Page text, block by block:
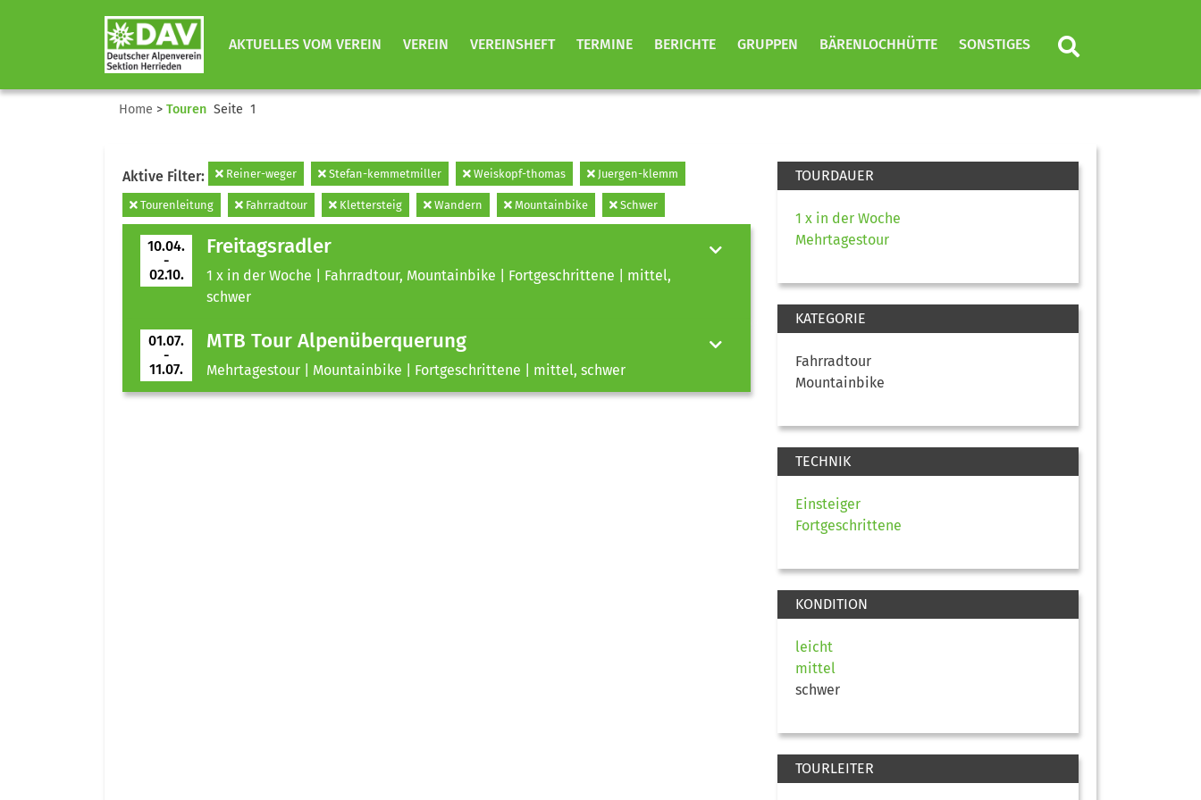
AKTUELLES VOM VEREIN VEREIN VEREINSHEFT TERMINE BERICHTE GRUPPEN BÄRENLOCHHÜTTE SONSTIGES
Home > Touren Seite 1
Aktive Filter: Reiner-weger Stefan-kemmetmiller Weiskopf-thomas Juergen-klemm
Tourenleitung Fahrradtour Klettersteig Wandern Mountainbike Schwer
10.04.
-
02.10.
Freitagsradler
1 x in der Woche | Fahrradtour, Mountainbike | Fortgeschrittene | mittel,
schwer
01.07.
-
11.07.
MTB Tour Alpenüberquerung
Mehrtagestour | Mountainbike | Fortgeschrittene | mittel, schwer
TOURDAUER
1 x in der Woche
Mehrtagestour
KATEGORIE
Fahrradtour
Mountainbike
TECHNIK
Einsteiger
Fortgeschrittene
KONDITION
leicht
mittel
schwer
TOURLEITER